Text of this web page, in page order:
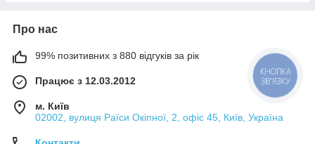
Про нас
99% позитивних з 880 відгуків за рік
Працює з 12.03.2012
м. Київ
02002, вулиця Раїси Окіпної, 2, офіс 45, Київ, Україна
КНОПКА
ЗВ'ЯЗКУ